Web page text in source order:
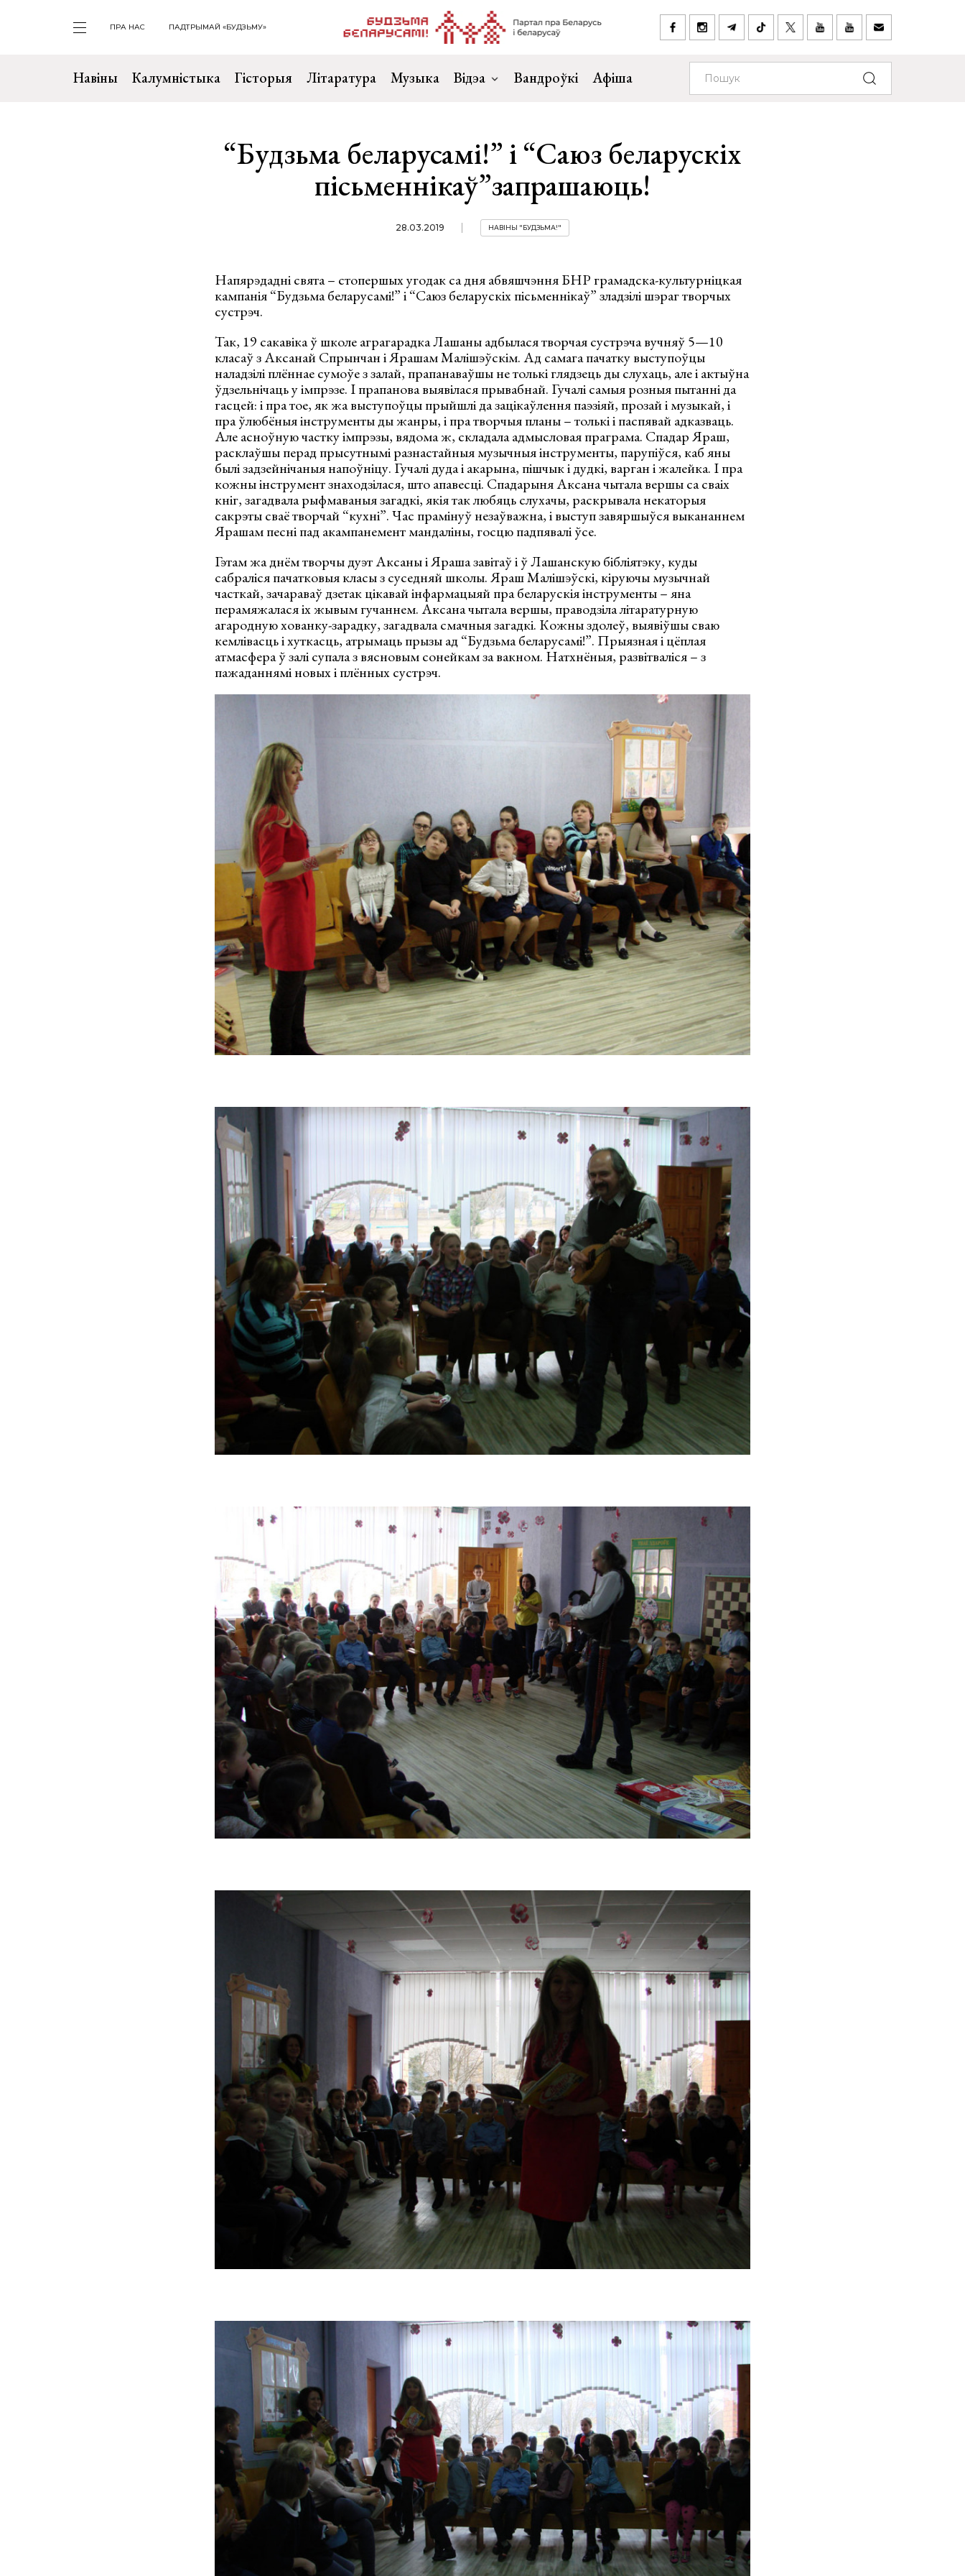
ПРА НАС ПАДТРЫМАЙ «БУДЗЬМУ»
Навіны Калумністыка Гісторыя Літаратура Музыка Відэа Вандроўкі Афіша
“Будзьма беларусамі!” і “Саюз беларускіх
пісьменнікаў”запрашаюць!
28.03.2019 НАВІНЫ "БУДЗЬМА!"
Напярэдадні свята – стопершых угодак са дня абвяшчэння БНР грамадска-культурніцкая
кампанія “Будзьма беларусамі!” і “Саюз беларускіх пісьменнікаў” зладзілі шэраг творчых
сустрэч.
Так, 19 сакавіка ў школе аграгарадка Лашаны адбылася творчая сустрэча вучняў 5—10
класаў з Аксанай Спрынчан і Ярашам Малішэўскім. Ад самага пачатку выступоўцы
наладзілі плённае сумоўе з залай, прапанаваўшы не толькі глядзець ды слухаць, але і актыўна
ўдзельнічаць у імпрэзе. І прапанова выявілася прывабнай. Гучалі самыя розныя пытанні да
гасцей: і пра тое, як жа выступоўцы прыйшлі да зацікаўлення паэзіяй, прозай і музыкай, і
пра ўлюбёныя інструменты ды жанры, і пра творчыя планы – толькі і паспявай адказваць.
Але асноўную частку імпрэзы, вядома ж, складала адмысловая праграма. Спадар Яраш,
расклаўшы перад прысутнымі разнастайныя музычныя інструменты, парупіўся, каб яны
былі задзейнічаныя напоўніцу. Гучалі дуда і акарына, пішчык і дудкі, варган і жалейка. І пра
кожны інструмент знаходзілася, што апавесці. Спадарыня Аксана чытала вершы са сваіх
кніг, загадвала рыфмаваныя загадкі, якія так любяць слухачы, раскрывала некаторыя
сакрэты сваё творчай “кухні”. Час прамінуў незаўважна, і выступ завяршыўся выкананнем
Ярашам песні пад акампанемент мандаліны, госцю падпявалі ўсе.
Гэтам жа днём творчы дуэт Аксаны і Яраша завітаў і ў Лашанскую бібліятэку, куды
сабраліся пачатковыя класы з суседняй школы. Яраш Малішэўскі, кіруючы музычнай
часткай, зачараваў дзетак цікавай інфармацыяй пра беларускія інструменты – яна
перамяжалася іх жывым гучаннем. Аксана чытала вершы, праводзіла літаратурную
агародную хованку-зарадку, загадвала смачныя загадкі. Кожны здолеў, выявіўшы сваю
кемлівасць і хуткасць, атрымаць прызы ад “Будзьма беларусамі!”. Прыязная і цёплая
атмасфера ў залі супала з вясновым сонейкам за вакном. Натхнёныя, развітваліся – з
пажаданнямі новых і плённых сустрэч.